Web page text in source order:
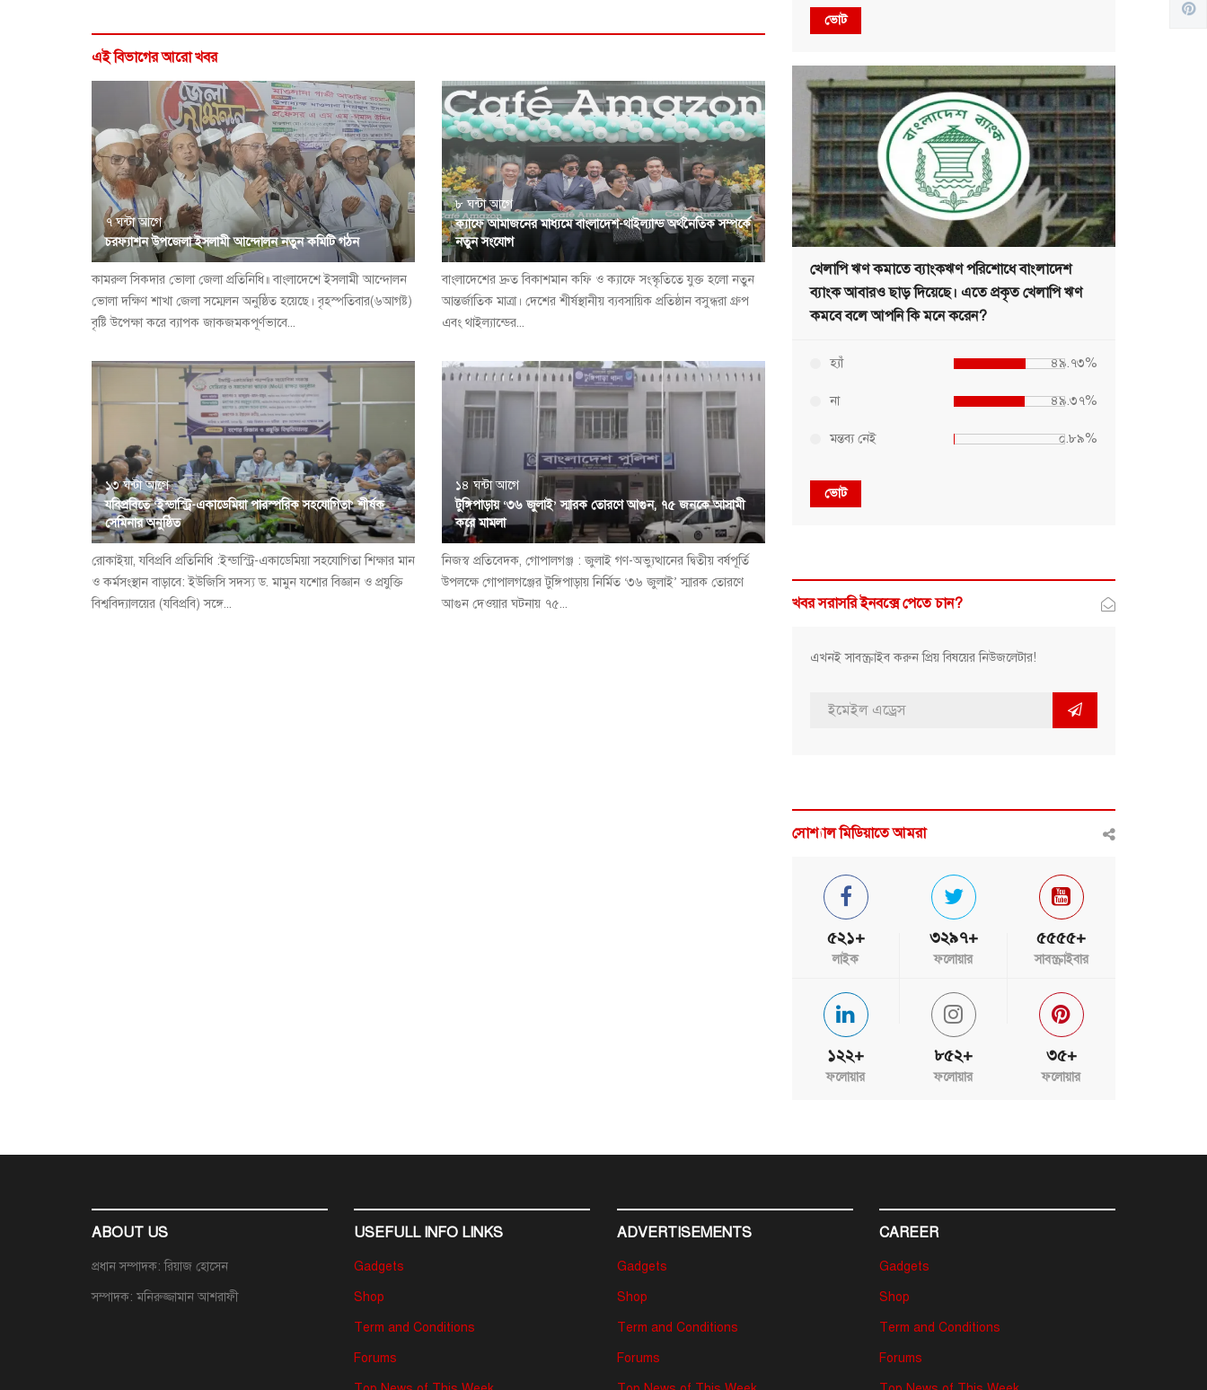
এই বিভাগের আরো খবর
৭ ঘন্টা আগে
চরফ্যাশন উপজেলা ইসলামী আন্দোলন নতুন কমিটি গঠন
কামরুল সিকদার ভোলা জেলা প্রতিনিধি॥ বাংলাদেশে ইসলামী আন্দোলন
ভোলা দক্ষিণ শাখা জেলা সম্মেলন অনুষ্ঠিত হয়েছে। বৃহস্পতিবার(৬আগষ্ট)
বৃষ্টি উপেক্ষা করে ব্যাপক জাকজমকপূর্ণভাবে...
৮ ঘন্টা আগে
ক্যাফে আমাজনের মাধ্যমে বাংলাদেশ-থাইল্যান্ড অর্থনৈতিক সম্পর্কে
নতুন সংযোগ
বাংলাদেশের দ্রুত বিকাশমান কফি ও ক্যাফে সংস্কৃতিতে যুক্ত হলো নতুন
আন্তর্জাতিক মাত্রা। দেশের শীর্ষস্থানীয় ব্যবসায়িক প্রতিষ্ঠান বসুন্ধরা গ্রুপ
এবং থাইল্যান্ডের...
১৩ ঘন্টা আগে
যবিপ্রবিতে ‘ইন্ডাস্ট্রি-একাডেমিয়া পারস্পরিক সহযোগিতা’ শীর্ষক
সেমিনার অনুষ্ঠিত
রোকাইয়া, যবিপ্রবি প্রতিনিধি :ইন্ডাস্ট্রি-একাডেমিয়া সহযোগিতা শিক্ষার মান
ও কর্মসংস্থান বাড়াবে: ইউজিসি সদস্য ড. মামুন যশোর বিজ্ঞান ও প্রযুক্তি
বিশ্ববিদ্যালয়ের (যবিপ্রবি) সঙ্গে...
১৪ ঘন্টা আগে
টুঙ্গিপাড়ায় ‘৩৬ জুলাই’ স্মারক তোরণে আগুন, ৭৫ জনকে আসামী
করে মামলা
নিজস্ব প্রতিবেদক, গোপালগঞ্জ : জুলাই গণ-অভ্যুত্থানের দ্বিতীয় বর্ষপূর্তি
উপলক্ষে গোপালগঞ্জের টুঙ্গিপাড়ায় নির্মিত ‘৩৬ জুলাই’ স্মারক তোরণে
আগুন দেওয়ার ঘটনায় ৭৫...
ভোট
খেলাপি ঋণ কমাতে ব্যাংকঋণ পরিশোধে বাংলাদেশ
ব্যাংক আবারও ছাড় দিয়েছে। এতে প্রকৃত খেলাপি ঋণ
কমবে বলে আপনি কি মনে করেন?
হ্যাঁ ৪৯.৭৩%
না ৪৯.৩৭%
মন্তব্য নেই ০.৮৯%
ভোট
খবর সরাসরি ইনবক্সে পেতে চান?
এখনই সাবস্ক্রাইব করুন প্রিয় বিষয়ের নিউজলেটার!
সোশ্যাল মিডিয়াতে আমরা
৫২১+
লাইক
৩২৯৭+
ফলোয়ার
৫৫৫৫+
সাবস্ক্রাইবার
১২২+
ফলোয়ার
৮৫২+
ফলোয়ার
৩৫+
ফলোয়ার
ABOUT US
প্রধান সম্পাদক: রিয়াজ হোসেন
সম্পাদক: মনিরুজ্জামান আশরাফী
USEFULL INFO LINKS
Gadgets
Shop
Term and Conditions
Forums
ADVERTISEMENTS
Gadgets
Shop
Term and Conditions
Forums
CAREER
Gadgets
Shop
Term and Conditions
Forums